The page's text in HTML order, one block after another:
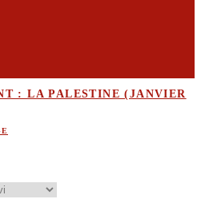
: LA PALESTINE (JANVIER